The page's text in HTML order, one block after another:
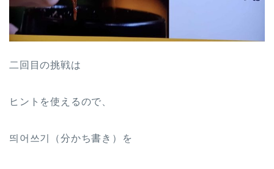
二回目の挑戦は
ヒントを使えるので、
띄어쓰기（分かち書き） を